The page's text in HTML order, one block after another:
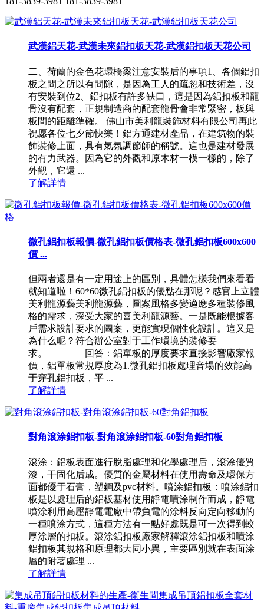
武漢鋁天花-武漢未來鋁扣板天花-武漢鋁扣板天花公司
二、荷蘭的金色花環橋梁注意安裝后的事項1、各個鋁扣
板之間之所以有間隙，是因為工人的疏忽和技術差，沒
有安裝到位2、鋁扣板有許多缺口，這是因為鋁扣板和龍
骨沒有配套，正規制造商的配套龍骨會非常緊密，板與
板間的距離準確。 佛山市美利龍裝飾材料有限公司再此
祝愿各位七夕節快樂！鋁方通建材產品，在建筑物的裝
飾裝修上面，具有氣氛調節師的稱號。這也是建材發展
的有力武器。因為它的外觀和原木材一模一樣的，除了
外觀，它還 ...
了解詳情
微孔鋁扣板報價-微孔鋁扣板價格表-微孔鋁扣板600x600
價 ...
但兩者還是有一定用途上的區別，具體怎樣我們來看看
就知道啦！60*60微孔鋁扣板的優點在那呢？感官上立體
美利龍源藝美利龍源藝，圖案風格多變適應多種裝修風
格的需求，深受大家的喜美利龍源藝。一是既能根據客
戶需求設計要求的圖案，更能實現個性化設計。這又是
為什么呢？符合辦公室對于工作環境的裝修要
求。 回答：鋁單板的厚度要求直接影響廠家報
價，鋁單板常規厚度為1.微孔鋁扣板處理音場的效能高
于穿孔鋁扣板，平 ...
了解詳情
對角滾涂鋁扣板-對角滾涂鋁扣板-60對角鋁扣板
滾涂：鋁板表面進行脫脂處理和化學處理后，滾涂優質
漆，干固化后成。優質的金屬材料在使用壽命及環保方
面都優于石膏，塑鋼及pvc材料。噴涂鋁扣板：噴涂鋁扣
板是以處理后的鋁板基材使用靜電噴涂制作而成，靜電
噴涂利用高壓靜電電廠中帶負電的涂料反向定向移動的
一種噴涂方式，這種方法有一點好處既是可一次得到較
厚涂層的扣板。滾涂鋁扣板廠家解釋滾涂鋁扣板和噴涂
鋁扣板其規格和原理都大同小異，主要區別就在表面涂
層的附著處理 ...
了解詳情